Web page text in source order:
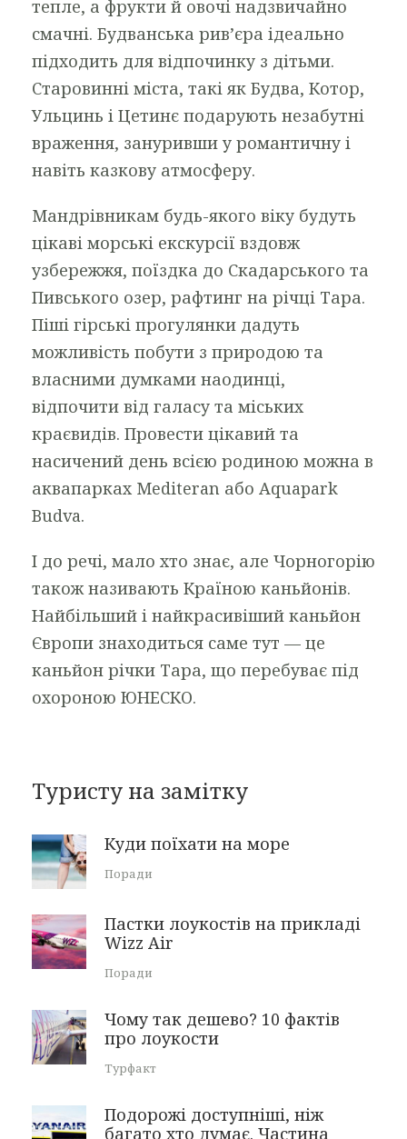
тепле, а фрукти й овочі надзвичайно
смачні. Будванська рив’єра ідеально
підходить для відпочинку з дітьми.
Старовинні міста, такі як Будва, Котор,
Ульцинь і Цетинє подарують незабутні
враження, зануривши у романтичну і
навіть казкову атмосферу.
Мандрівникам будь-якого віку будуть
цікаві морські екскурсії вздовж
узбережжя, поїздка до Скадарського та
Пивського озер, рафтинг на річці Тара.
Піші гірські прогулянки дадуть
можливість побути з природою та
власними думками наодинці,
відпочити від галасу та міських
краєвидів. Провести цікавий та
насичений день всією родиною можна в
аквапарках Mediteran або Aquapark
Budva.
І до речі, мало хто знає, але Чорногорію
також називають Країною каньйонів.
Найбільший і найкрасивіший каньйон
Європи знаходиться саме тут — це
каньйон річки Тара, що перебуває під
охороною ЮНЕСКО.
Туристу на замітку
Куди поїхати на море
Поради
Пастки лоукостів на прикладі
Wizz Air
Поради
Чому так дешево? 10 фактів
про лоукости
Турфакт
Подорожі доступніші, ніж
багато хто думає. Частина